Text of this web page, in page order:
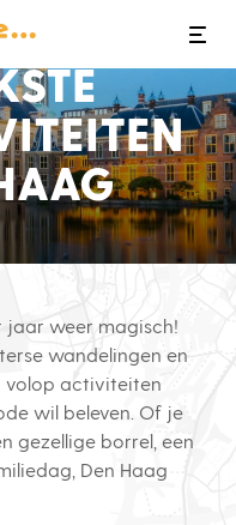
Bite Me Food Tours
jaar weer magisch!
wandelingen en
volop activiteiten
wil beleven. Of je
gezellige borrel, een
Den Haag